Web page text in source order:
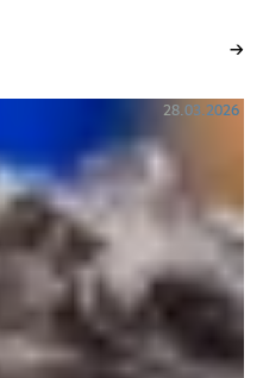
→
28.03.2026